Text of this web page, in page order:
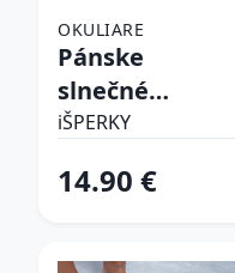
OKULIARE
Pánske
slnečné
okuliare
iŠPERKY
14.90 €